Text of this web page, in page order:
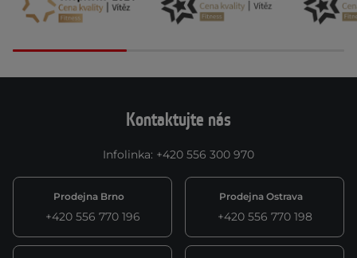
Kontaktujte nás
Infolinka: +420 556 300 970
Prodejna Brno
+420 556 770 196
Prodejna Ostrava
+420 556 770 198